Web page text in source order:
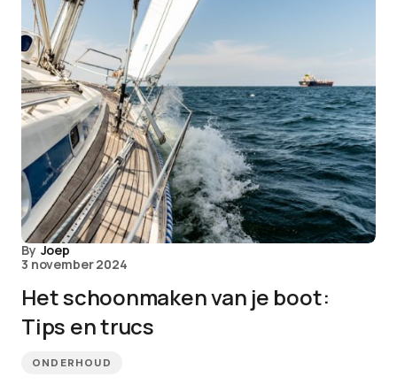
By Joep
3 november 2024
Het schoonmaken van je boot:
Tips en trucs
ONDERHOUD